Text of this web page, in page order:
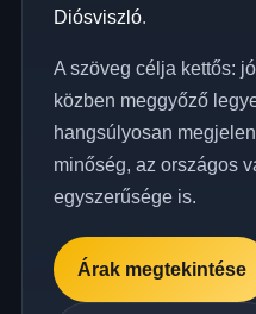
Diósviszló.
A szöveg célja kettős:
közben meggyőző
hangsúlyosan
minőség, az országos
egyszerűsége is.
Árak megtekintése